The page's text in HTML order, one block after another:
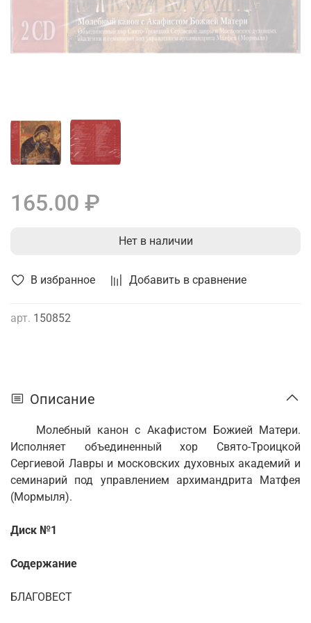
В избранное Добавить в сравнение
арт. 150852
165.00 ₽
Нет в наличии
Описание
Молебный канон с Акафистом Божией Матери.
Исполняет объединенный хор Свято-Троицкой
Сергиевой Лавры и московских духовных академий и
семинарий под управлением архимандрита Матфея
(Мормыля).
Диск №1
Содержание
БЛАГОВЕСТ